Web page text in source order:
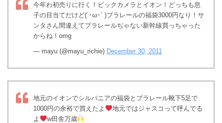
今年わ初売りに行く！ビックカメラとイオン！どっちも息
子の目当てだけど(`･ω･´ )プラレールの福袋3000円なり！サ
ンタさん間違えてプラレールぢゃない新幹線買っちゃった
からね！omg
— mayu (@mayu_richie) December 30, 2011
地元のイオンでシルバニアの福袋とプラレール靴下5足で
1000円の余裕で買えたよ
地元ではジャスコって呼んでる
よ
w田舎万歳